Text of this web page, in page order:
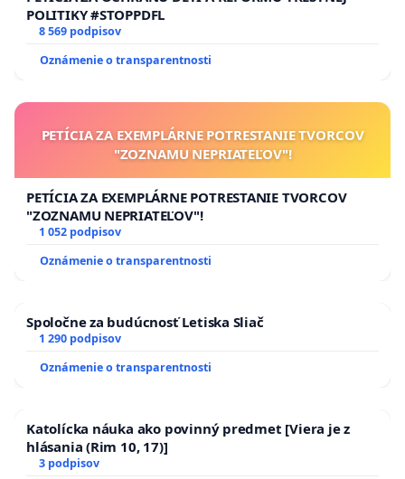
POLITIKY #STOPPDFL
8 569 podpisov
Oznámenie o transparentnosti
PETÍCIA ZA EXEMPLÁRNE POTRESTANIE TVORCOV
"ZOZNAMU NEPRIATEĽOV"!
PETÍCIA ZA EXEMPLÁRNE POTRESTANIE TVORCOV
"ZOZNAMU NEPRIATEĽOV"!
1 052 podpisov
Oznámenie o transparentnosti
Spoločne za budúcnosť Letiska Sliač
1 290 podpisov
Oznámenie o transparentnosti
Katolícka náuka ako povinný predmet [Viera je z
hlásania (Rim 10, 17)]
3 podpisov